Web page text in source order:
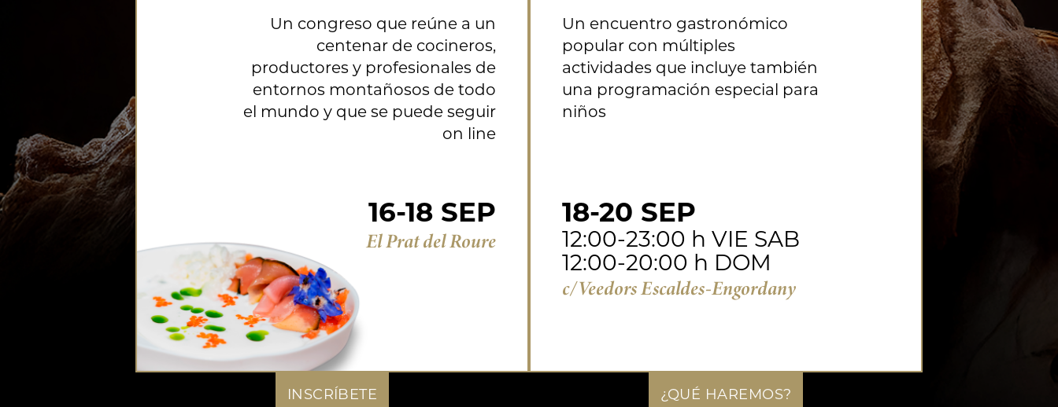
Un congreso que reúne a un
centenar de cocineros,
productores y profesionales de
entornos montañosos de todo
el mundo y que se puede seguir
on line
16-18 SEP
El Prat del Roure
INSCRÍBETE
Un encuentro gastronómico
popular con múltiples
actividades que incluye también
una programación especial para
niños
18-20 SEP
12:00-23:00 h VIE SAB
12:00-20:00 h DOM
c/Veedors Escaldes-Engordany
¿QUÉ HAREMOS?